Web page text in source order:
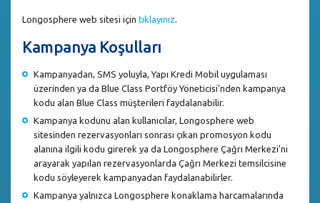
Longosphere web sitesi için tıklayınız
Kampanya Koşulları
Kampanyadan, SMS yoluyla, Yapı Kredi Mobil uygulaması
üzerinden ya da Blue Class Portföy Yöneticisi'nden kampanya
kodu alan Blue Class müşterileri faydalanabilir.
Kampanya kodunu alan kullanıcılar, Longosphere web
sitesinden rezervasyonları sonrası çıkan promosyon kodu
alanına ilgili kodu girerek ya da Longosphere Çağrı Merkezi'ni
arayarak yapılan rezervasyonlarda Çağrı Merkezi temsilcisine
kodu söyleyerek kampanyadan faydalanabilirler.
Kampanya yalnızca Longosphere konaklama harcamalarında